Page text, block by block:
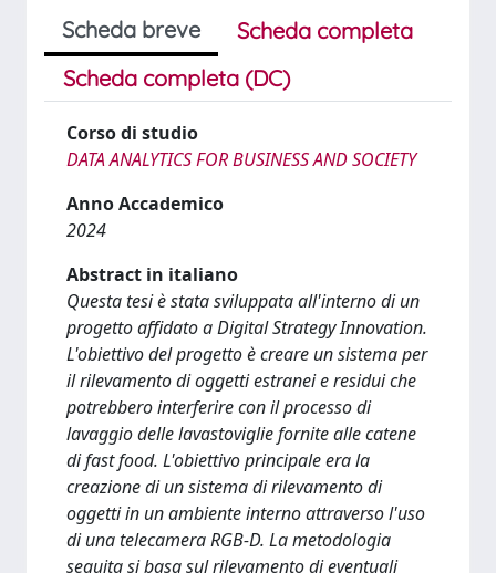
Scheda breve
Scheda completa
Scheda completa (DC)
Corso di studio
DATA ANALYTICS FOR BUSINESS AND SOCIETY
Anno Accademico
2024
Abstract in italiano
Questa tesi è stata sviluppata all'interno di un
progetto affidato a Digital Strategy Innovation.
L'obiettivo del progetto è creare un sistema per
il rilevamento di oggetti estranei e residui che
potrebbero interferire con il processo di
lavaggio delle lavastoviglie fornite alle catene
di fast food. L'obiettivo principale era la
creazione di un sistema di rilevamento di
oggetti in un ambiente interno attraverso l'uso
di una telecamera RGB-D. La metodologia
seguita si basa sul rilevamento di eventuali